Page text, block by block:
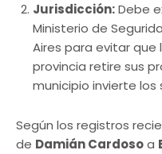
Jurisdicción:Debe
Ministerio de
Aires para evitar que
provincia retire sus
municipio invierte los
Según los registros
de Damián Cardosoa